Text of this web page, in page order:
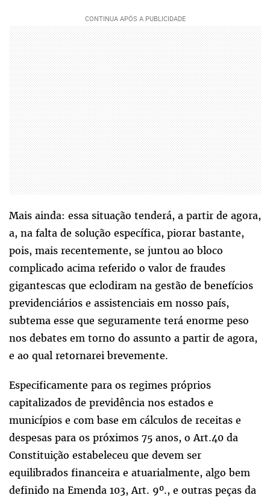
Mais ainda: essa situação tenderá, a partir de agora,
a, na falta de solução específica, piorar bastante,
pois, mais recentemente, se juntou ao bloco
complicado acima referido o valor de fraudes
gigantescas que eclodiram na gestão de benefícios
previdenciários e assistenciais em nosso país,
subtema esse que seguramente terá enorme peso
nos debates em torno do assunto a partir de agora,
e ao qual retornarei brevemente.
Especificamente para os regimes próprios
capitalizados de previdência nos estados e
municípios e com base em cálculos de receitas e
despesas para os próximos 75 anos, o Art.40 da
Constituição estabeleceu que devem ser
equilibrados financeira e atuarialmente, algo bem
definido na Emenda 103, Art. 9º., e outras peças da